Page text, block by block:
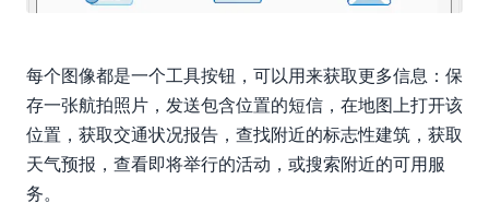
每个图像都是一个工具按钮，可以用来获取更多信息：保
存一张航拍照片，发送包含位置的短信，在地图上打开该
位置，获取交通状况报告，查找附近的标志性建筑，获取
天气预报，查看即将举行的活动，或搜索附近的可用服
务。